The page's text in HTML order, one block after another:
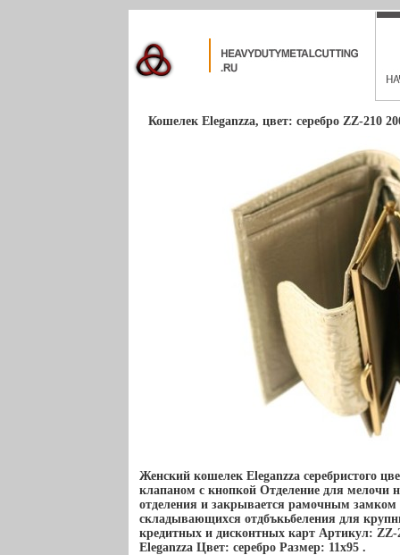
Кошелек Eleganzza, цвет: серебро ZZ-210
Женский кошелек Eleganzza серебристого
клапаном с кнопкой Отделение для мелочи
отделения и закрывается рамочным замком
складывающихся отдбъкьбеления для
кредитных и дисконтных карт Артикул: ZZ-
Eleganzza Цвет: серебро Размер: 11х95 .